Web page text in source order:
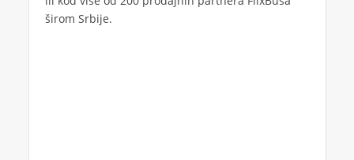
širom Srbije.